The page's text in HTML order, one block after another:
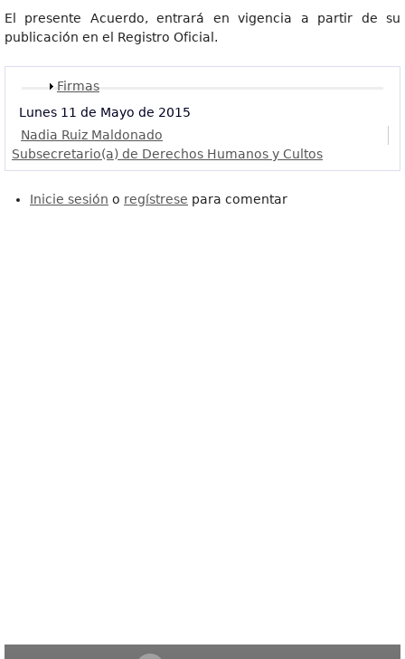
El presente Acuerdo, entrará en vigencia a partir de su
publicación en el Registro Oficial.
Mostrar
Firmas
Lunes 11 de Mayo de 2015
Nadia Ruiz Maldonado
Subsecretario(a) de Derechos Humanos y Cultos
Inicie sesión o regístrese para comentar